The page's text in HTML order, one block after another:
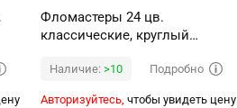
Фломастеры 24 цв.
классические, круглый
Наличие: >10 Подробно
Авторизуйтесь, чтобы увидеть цену